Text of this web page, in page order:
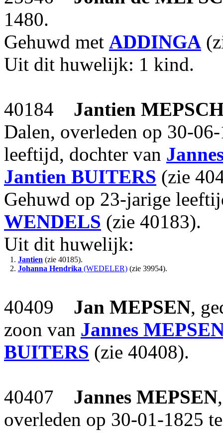
1480.
Gehuwd met ADDINGA
Uit dit huwelijk: 1 kind.
40184 Jantien
Dalen, overleden op 30-
leeftijd, dochter van
Jantien BUITERS (zie
Gehuwd op 23-jarige
WENDELS (zie 40183).
Uit dit huwelijk:
1. Jantien (zie 40185).
2. Johanna Hendrika (WEDELER) (zie 39954).
40409 Jan MEPSEN,
zoon van Jannes
BUITERS (zie 40408).
40407 Jannes MEPSEN
overleden op 30-01-1825